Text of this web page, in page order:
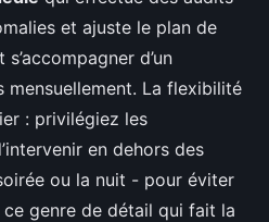
et ajuste le plan de
d’un
mensuellement. La flexibilité
: privilégiez les
en dehors des
ou la nuit - pour éviter
ce genre de détail qui fait la